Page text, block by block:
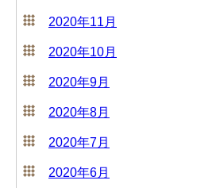
2020年11月
2020年10月
2020年9月
2020年8月
2020年7月
2020年6月